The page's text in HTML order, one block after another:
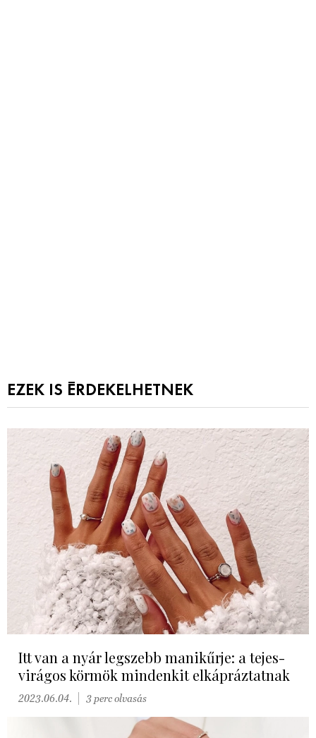
EZEK IS ÉRDEKELHETNEK
Itt van a nyár legszebb manikűrje: a tejes-
virágos körmök mindenkit elkápráztatnak
2023.06.04. 3 perc olvasás